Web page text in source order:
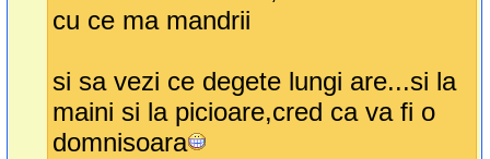
cu ce ma mandrii
si sa vezi ce degete lungi are...si la
maini si la picioare,cred ca va fi o
domnisoara